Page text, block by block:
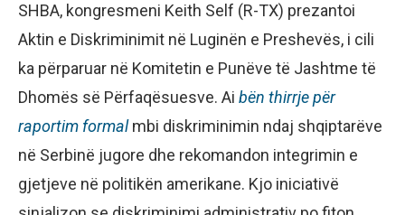
SHBA, kongresmeni Keith Self (R-TX) prezantoi
Aktin e Diskriminimit në Luginën e Preshevës, i cili
ka përparuar në Komitetin e Punëve të Jashtme të
Dhomës së Përfaqësuesve. Ai bën thirrje për
raportim formalmbi diskriminimin ndaj shqiptarëve
në Serbinë jugore dhe rekomandon integrimin e
gjetjeve në politikën amerikane. Kjo iniciativë